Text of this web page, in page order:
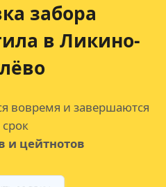
забора
в Ликино-
вовремя и завершаются
срок
и цейтнотов